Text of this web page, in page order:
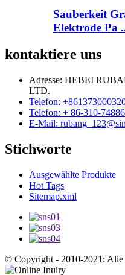
Sauberkeit
Elektrode Pa
kontaktiere uns
Adresse: HEBEI
LTD.
Telefon:
Telefon: + 86-310-
E-Mail:
Stichworte
Ausgewählte Produkte
Hot Tags
Sitemap.xml
© Copyright - 2010-2021: Alle